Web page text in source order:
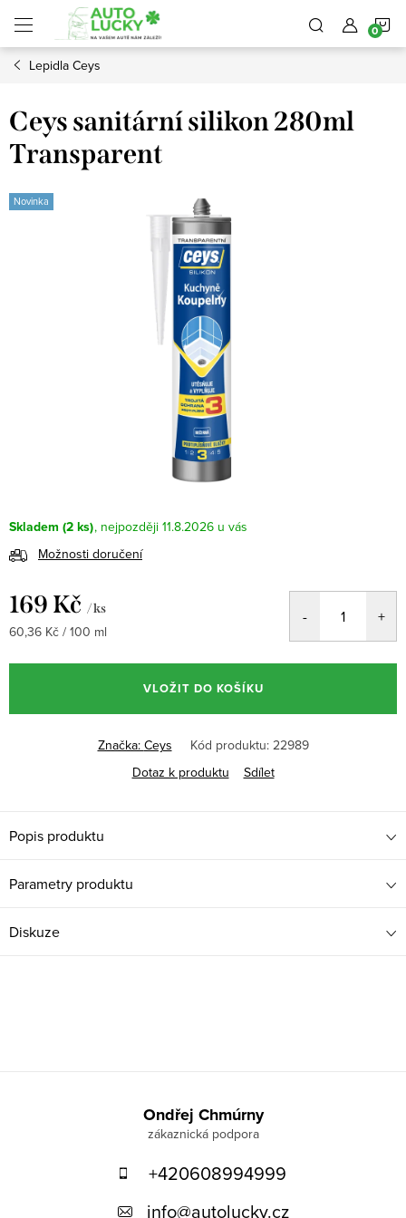
obsah
Lepidla Ceys
Ceys sanitární silikon 280ml
Transparent
Novinka
Skladem (2 ks)
11.8.2026
Možnosti doručení
169 Kč / ks
Měrná
60,36 Kč / 100 ml
VLOŽIT DO KOŠÍKU
Značka: Ceys Kód produktu: 22989
Dotaz k produktu
Sdílet
Popis produktu
Parametry produktu
Diskuze
Ondřej Chmúrny
+420608994999
info@autolucky.cz